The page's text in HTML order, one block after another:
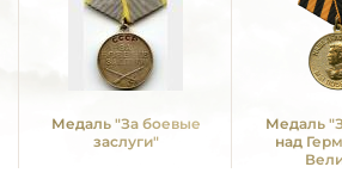
Медаль "За боевые
заслуги"
Медаль
над